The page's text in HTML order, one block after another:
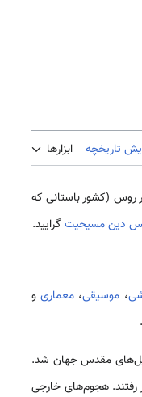
تاریخچه ابزارها
روس (کشور باستانی که
دین مسیحیت گرایید.
، موسیقی، معماریو
مقدس جهان شد.
رفتند. هجوم‌های خارجی